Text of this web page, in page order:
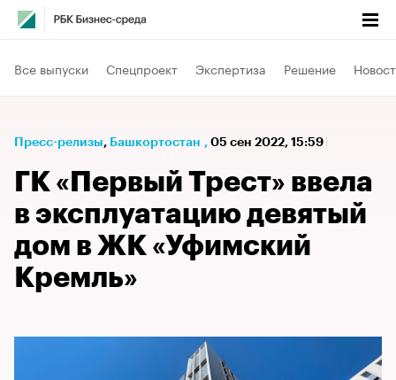
Все выпуски Спецпроект Экспертиза Решение
Пресс-релизы⁠, Башкортостан , 05 сен 2022, 15:59
ГК «Первый Трест» ввела
в эксплуатацию девятый
дом в ЖК «Уфимский
Кремль»